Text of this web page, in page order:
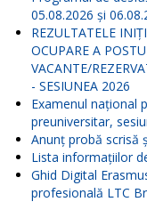
05.08.2026 și
REZULTATELE
OCUPARE A
VACANTE/
- SESIUNEA 2026
Examenul național
preuniversitar,
Anunț probă scrisă
Lista informațiilor
Ghid Digital
profesională LTC